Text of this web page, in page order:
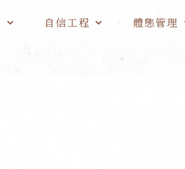
自信工程 體態管理